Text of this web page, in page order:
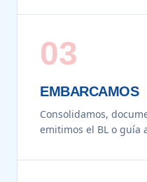
03
EMBARCAMOS
Consolidamos,
emitimos el BL o guía